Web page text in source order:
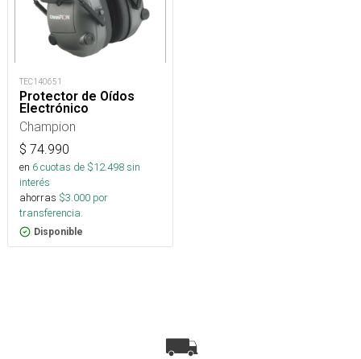
TEC140651
Protector de Oídos
Electrónico
Champion
$ 74.990
en 6cuotas de $12.498sin
interés
ahorras $3.000 por
transferencia.
Disponible